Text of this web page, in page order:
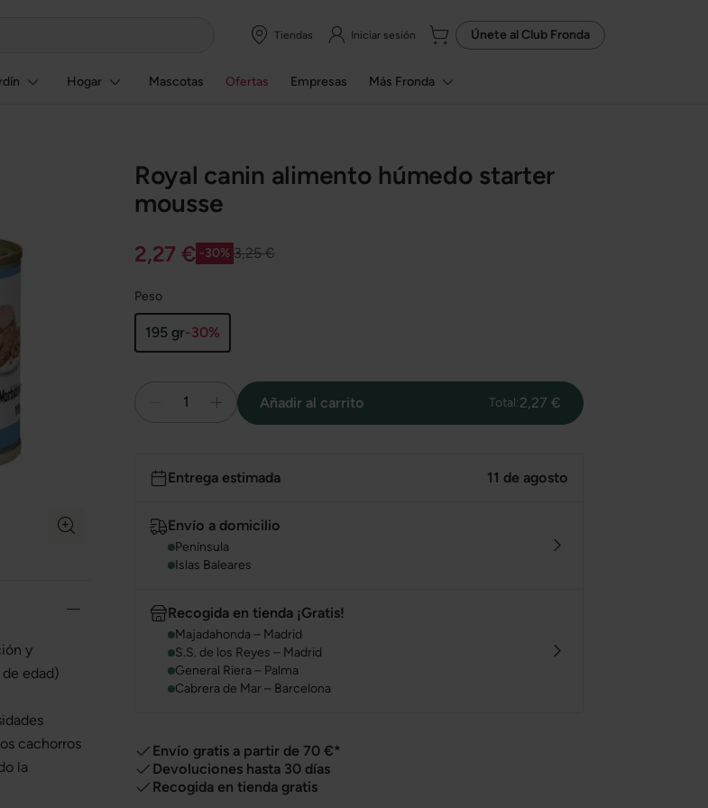
Tiendas Iniciar sesión Únete al Club Fronda
Hogar Mascotas Ofertas Empresas Más Fronda
Royal canin alimento húmedo starter
mousse
2,27 € -30% 3,25 €
Peso
195 gr-30%
1 Añadir al carrito Total:2,27 €
Entrega estimada 11 de agosto
Envío a domicilio
Península
Islas Baleares
Recogida en tienda ¡Gratis!
Majadahonda – Madrid
S.S. de los Reyes – Madrid
General Riera – Palma
Cabrera de Mar – Barcelona
Envío gratis a partir de 70 €*
Devoluciones hasta 30 días
Recogida en tienda gratis
y
edad)
cachorros
la